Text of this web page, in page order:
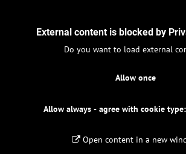
External content is blocked by
Do you want to load external
Allow once
Allow always - agree with cookie
Open content in a new